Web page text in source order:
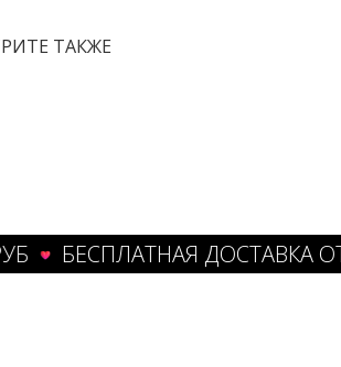
ТАКЖЕ
БЕСПЛАТНАЯ ДОСТАВКА ОТ 35